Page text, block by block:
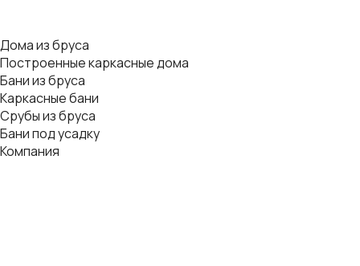
Дома из бруса
Построенные каркасные дома
Бани из бруса
Каркасные бани
Срубы из бруса
Бани под усадку
Компания